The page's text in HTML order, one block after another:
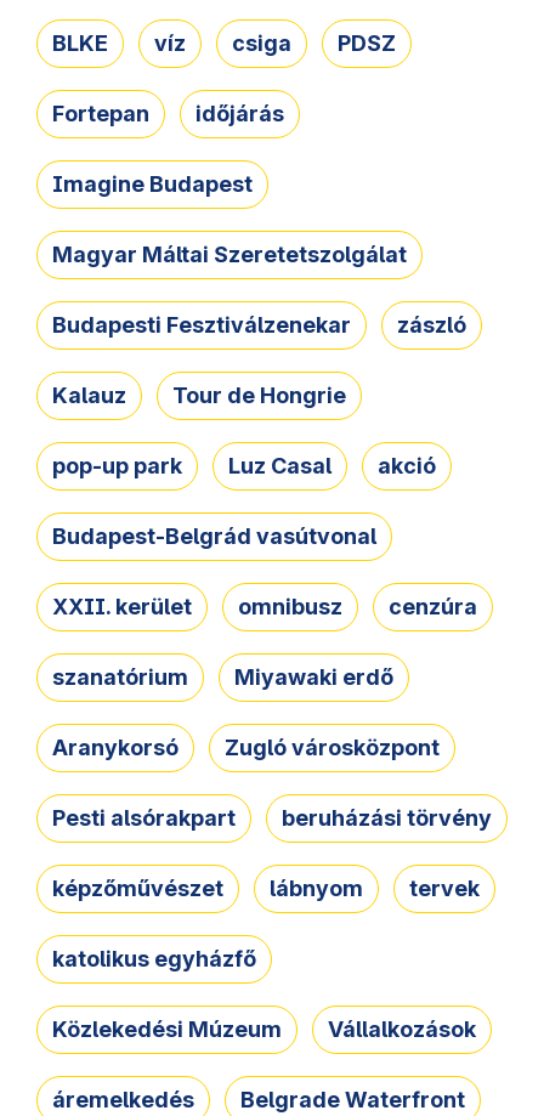
BLKE víz csiga PDSZ
Fortepan időjárás
Imagine Budapest
Magyar Máltai Szeretetszolgálat
Budapesti Fesztiválzenekar zászló
Kalauz Tour de Hongrie
pop-up park Luz Casal akció
Budapest-Belgrád vasútvonal
XXII. kerület omnibusz cenzúra
szanatórium Miyawaki erdő
Aranykorsó Zugló városközpont
Pesti alsórakpart beruházási törvény
képzőművészet lábnyom tervek
katolikus egyházfő
Közlekedési Múzeum Vállalkozások
áremelkedés Belgrade Waterfront